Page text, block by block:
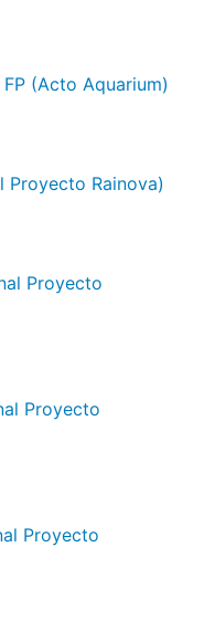
(Acto Aquarium)
Proyecto Rainova)
Proyecto
Proyecto
Proyecto